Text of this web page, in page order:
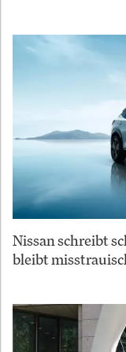
Nissan schreibt
bleibt